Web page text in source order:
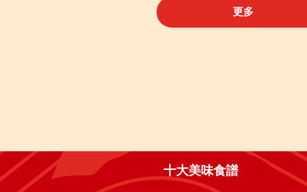
更多
十大美味食譜